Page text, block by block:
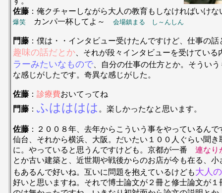
佐藤 ：俺クチャーしながら大人の教育もしなければいけ
爆笑 カンパ一杯してよ～ 会場鎮まる し～んしん
門藤 ：僕は・・インタビュー受けたんですけど、仕事の
趣味の話だとか 、それが段々インタビューを受けている
ラーみたいなもので 、自分の仕事の仕方とか。そうい
な感じがしたです。奇異な感じがした。
佐藤 ： 診療費おいてってね
門藤 ： ふはははは 。楽しかったなと思います。
佐藤 ：２００８年、去年からこういう事をやっているん
仙台、それから横浜、大阪。だいたい１００人ぐらい聞
に。やっていると思うんですけども。京都が一番 連なり
とか古い建築と、近世期や戦後からのお店が今も在る、
もあるんで好いね。互いに問題を抱えているけども大人
好いと思いますね。それで博士論文が２冊と修士論文が